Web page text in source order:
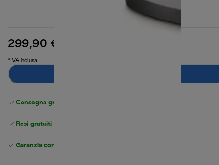
299,90 €
*IVA inclusa
Consegna gratuita standard
Resi gratuiti
Garanzia completa